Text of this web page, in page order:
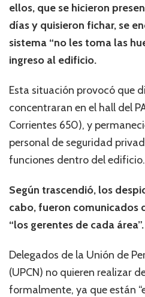
ellos, que se hicieron
días y quisieron fichar, se
sistema “no les toma las
ingreso al edificio.
Esta situación provocó que
concentraran en el hall del
Corrientes 650), y
personal de seguridad
funciones dentro del edificio.
Según trascendió, los
cabo, fueron comunicados
“los gerentes de cada área”.
Delegados de la Unión de
(UPCN) no quieren realizar
formalmente, ya que están